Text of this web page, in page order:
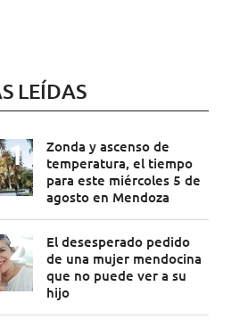
LEÍDAS
Zonda y ascenso de
temperatura, el tiempo
para este miércoles 5 de
agosto en Mendoza
El desesperado pedido
de una mujer mendocina
que no puede ver a su
hijo